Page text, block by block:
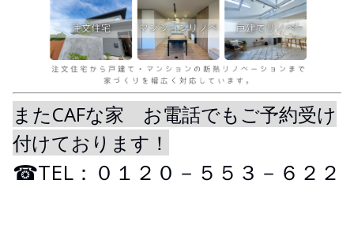
またCAFな家 お電話でもご予約受け
付けております！
☎TEL：０１２０－５５３－６２２